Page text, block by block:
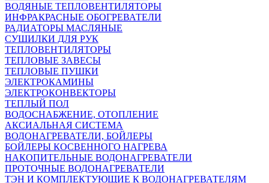
ВОДЯНЫЕ ТЕПЛОВЕНТИЛЯТОРЫ
ИНФРАКРАСНЫЕ ОБОГРЕВАТЕЛИ
РАДИАТОРЫ МАСЛЯНЫЕ
СУШИЛКИ ДЛЯ РУК
ТЕПЛОВЕНТИЛЯТОРЫ
ТЕПЛОВЫЕ ЗАВЕСЫ
ТЕПЛОВЫЕ ПУШКИ
ЭЛЕКТРОКАМИНЫ
ЭЛЕКТРОКОНВЕКТОРЫ
ТЕПЛЫЙ ПОЛ
ВОДОСНАБЖЕНИЕ, ОТОПЛЕНИЕ
АКСИАЛЬНАЯ СИСТЕМА
ВОДОНАГРЕВАТЕЛИ, БОЙЛЕРЫ
БОЙЛЕРЫ КОСВЕННОГО НАГРЕВА
НАКОПИТЕЛЬНЫЕ ВОДОНАГРЕВАТЕЛИ
ПРОТОЧНЫЕ ВОДОНАГРЕВАТЕЛИ
ТЭН И КОМПЛЕКТУЮЩИЕ К ВОДОНАГРЕВАТЕЛЯМ